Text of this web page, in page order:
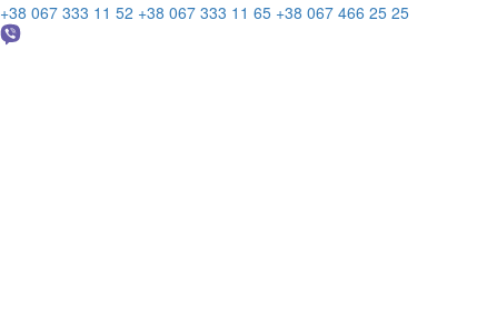
+38 067 333 11 52 +38 067 333 11 65 +38 067 466 25 25